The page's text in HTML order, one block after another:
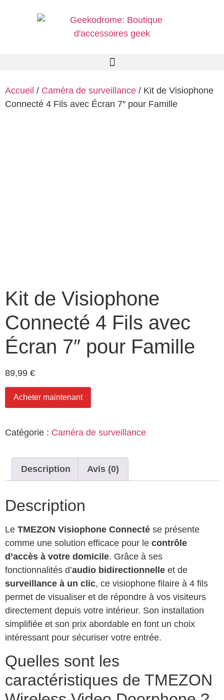
Accueil / Caméra de surveillance / Kit de Visiophone
Connecté 4 Fils avec Écran 7″ pour Famille
Kit de Visiophone
Connecté 4 Fils avec
Écran 7″ pour Famille
89,99 €
Acheter maintenant
Catégorie : Caméra de surveillance
Description Avis (0)
Description
Le TMEZON Visiophone Connecté se présente
comme une solution efficace pour le contrôle
d’accès à votre domicile. Grâce à ses
fonctionnalités d’audio bidirectionnelle et de
surveillance à un clic, ce visiophone filaire à 4 fils
permet de visualiser et de répondre à vos visiteurs
directement depuis votre intérieur. Son installation
simplifiée et son prix abordable en font un choix
intéressant pour sécuriser votre entrée.
Quelles sont les
caractéristiques de TMEZON